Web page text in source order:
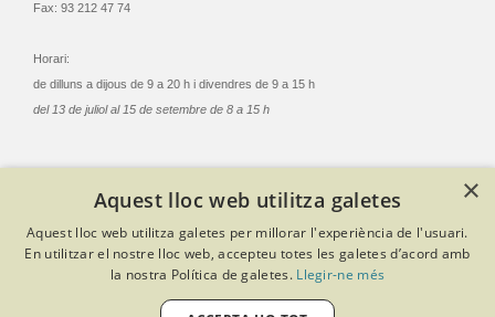
Fax: 93 212 47 74
Horari:
de dilluns a dijous de 9 a 20 h i divendres de 9 a 15 h
del 13 de juliol al 15 de setembre de 8 a 15 h
© Col·legi Oficial Infermeres i Infermers de Barcelona
Criteris de privacitat
Política de cookies
Avís legal
Política de protecció de dades
Política de qualitat
Desenvolupat amb Softeng Portal Builder
×
Aquest lloc web utilitza galetes
Aquest lloc web utilitza galetes per millorar l'experiència de l'usuari.
En utilitzar el nostre lloc web, accepteu totes les galetes d’acord amb
la nostra Política de galetes. Llegir-ne més